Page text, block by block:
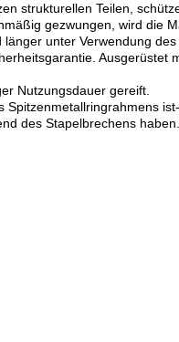
strukturellen Teilen,
gezwungen, wird die
unter Verwendung
Ausgerüstet
Nutzungsdauer gereift.
des Stapelbrechens haben.